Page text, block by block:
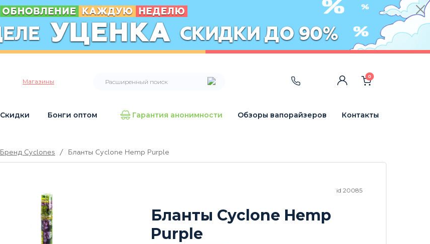
Магазины
0
Скидки Бонги оптом Гарантия анонимности Обзоры вапорайзеров Контакты
Бренд Cyclones / Бланты Cyclone Hemp Purple
id 20085
Бланты Cyclone Hemp
Purple